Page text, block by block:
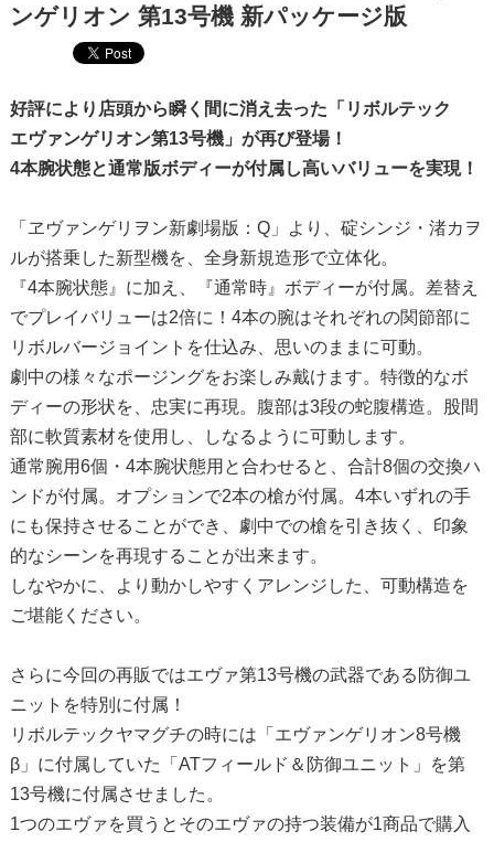
ンゲリオン 第13号機 新パッケージ版
好評により店頭から瞬く間に消え去った「リボルテック
エヴァンゲリオン第13号機」が再び登場！
4本腕状態と通常版ボディーが付属し高いバリューを実現！
「ヱヴァンゲリヲン新劇場版：Q」より、碇シンジ・渚カヲ
ルが搭乗した新型機を、全身新規造形で立体化。
『4本腕状態』に加え、『通常時』ボディーが付属。差替え
でプレイバリューは2倍に！4本の腕はそれぞれの関節部に
リボルバージョイントを仕込み、思いのままに可動。
劇中の様々なポージングをお楽しみ戴けます。特徴的なボ
ディーの形状を、忠実に再現。腹部は3段の蛇腹構造。股間
部に軟質素材を使用し、しなるように可動します。
通常腕用6個・4本腕状態用と合わせると、合計8個の交換ハ
ンドが付属。オプションで2本の槍が付属。4本いずれの手
にも保持させることができ、劇中での槍を引き抜く、印象
的なシーンを再現することが出来ます。
しなやかに、より動かしやすくアレンジした、可動構造を
ご堪能ください。
さらに今回の再販ではエヴァ第13号機の武器である防御ユ
ニットを特別に付属！
リボルテックヤマグチの時には「エヴァンゲリオン8号機
β」に付属していた「ATフィールド＆防御ユニット」を第
13号機に付属させました。
1つのエヴァを買うとそのエヴァの持つ装備が1商品で購入